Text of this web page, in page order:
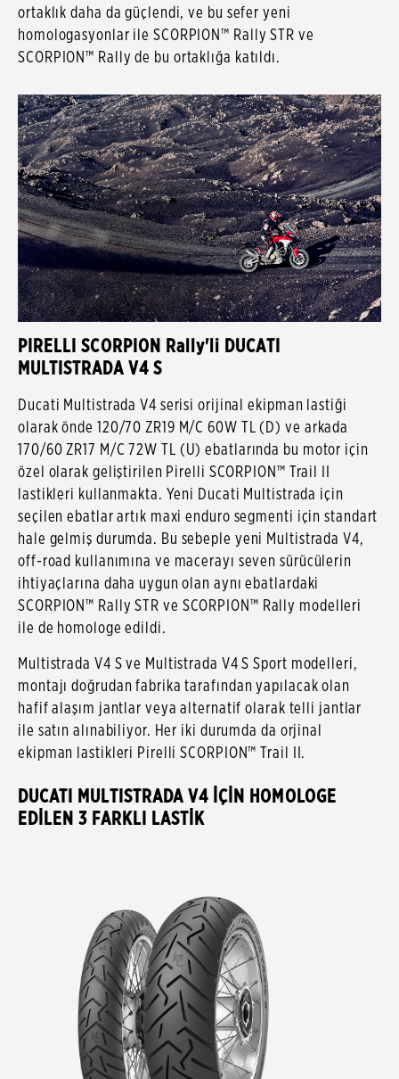
ortaklık daha da güçlendi, ve bu sefer yeni
homologasyonlar ile SCORPION™ Rally STR ve
SCORPION™ Rally de bu ortaklığa katıldı.
PIRELLI SCORPION Rally'li DUCATI
MULTISTRADA V4 S
Ducati Multistrada V4 serisi orijinal ekipman lastiği
olarak önde 120/70 ZR19 M/C 60W TL (D) ve arkada
170/60 ZR17 M/C 72W TL (U) ebatlarında bu motor için
özel olarak geliştirilen Pirelli SCORPION™ Trail II
lastikleri kullanmakta. Yeni Ducati Multistrada için
seçilen ebatlar artık maxi enduro segmenti için standart
hale gelmiş durumda. Bu sebeple yeni Multistrada V4,
off-road kullanımına ve macerayı seven sürücülerin
ihtiyaçlarına daha uygun olan aynı ebatlardaki
SCORPION™ Rally STR ve SCORPION™ Rally modelleri
ile de homologe edildi.
Multistrada V4 S ve Multistrada V4 S Sport modelleri,
montajı doğrudan fabrika tarafından yapılacak olan
hafif alaşım jantlar veya alternatif olarak telli jantlar
ile satın alınabiliyor. Her iki durumda da orjinal
ekipman lastikleri Pirelli SCORPION™ Trail II.
DUCATI MULTISTRADA V4 İÇİN HOMOLOGE
EDİLEN 3 FARKLI LASTİK